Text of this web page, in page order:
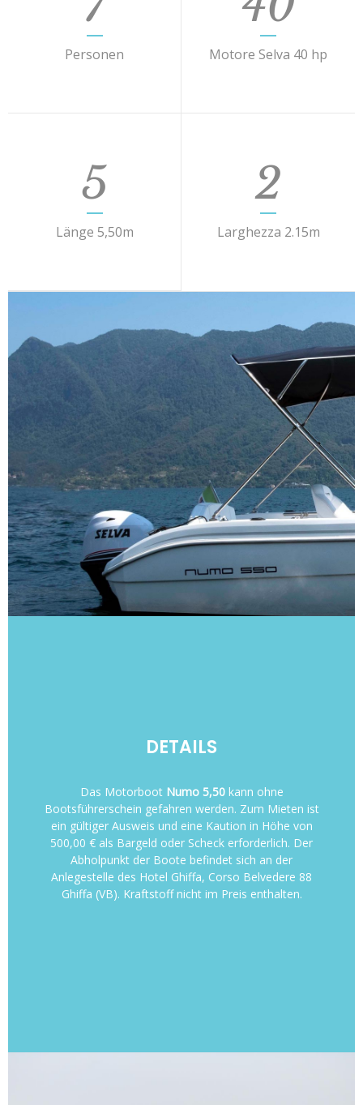
Personen Motore Selva 40 hp
5
Länge 5,50m
2
Larghezza 2.15m
DETAILS
Das Motorboot Numo 5,50 kann ohne
Bootsführerschein gefahren werden. Zum Mieten ist
ein gültiger Ausweis und eine Kaution in Höhe von
500,00 € als Bargeld oder Scheck erforderlich. Der
Abholpunkt der Boote befindet sich an der
Anlegestelle des Hotel Ghiffa, Corso Belvedere 88
Ghiffa (VB). Kraftstoff nicht im Preis enthalten.